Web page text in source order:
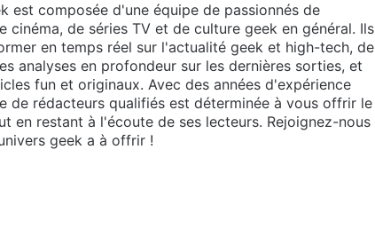
est composée d'une équipe de passionnés de
cinéma, de séries TV et de culture geek en général. Ils
en temps réel sur l'actualité geek et high-tech, de
analyses en profondeur sur les dernières sorties, et
fun et originaux. Avec des années d'expérience
de rédacteurs qualifiés est déterminée à vous offrir le
en restant à l'écoute de ses lecteurs. Rejoignez-nous
geek a à offrir !